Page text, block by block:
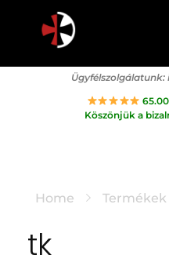
Csodapatika
Természet gyógyereje.
Ügyfélszolgálatunk:
Köszönjük a
Home Termékek
tk